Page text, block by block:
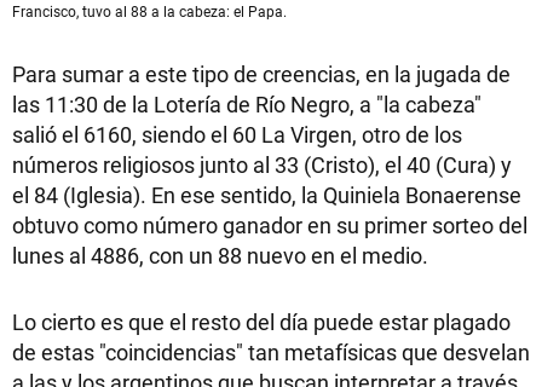
Francisco, tuvo al 88 a la cabeza: el Papa.
Para sumar a este tipo de creencias, en la jugada de
las 11:30 de la Lotería de Río Negro, a "la cabeza"
salió el 6160, siendo el 60 La Virgen, otro de los
números religiosos junto al 33 (Cristo), el 40 (Cura) y
el 84 (Iglesia). En ese sentido, la Quiniela Bonaerense
obtuvo como número ganador en su primer sorteo del
lunes al 4886, con un 88 nuevo en el medio.
Lo cierto es que el resto del día puede estar plagado
de estas "coincidencias" tan metafísicas que desvelan